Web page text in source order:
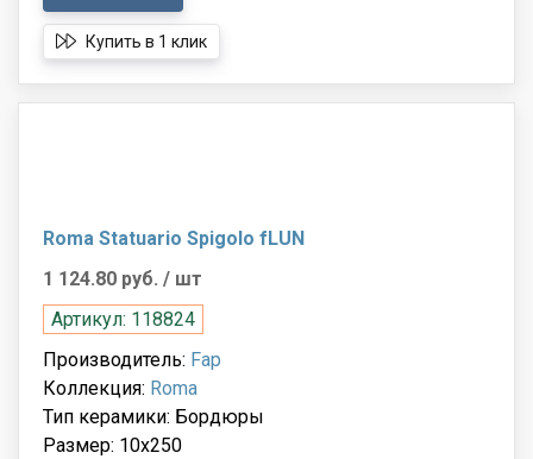
Купить в 1 клик
Roma Statuario Spigolo fLUN
1 124.80 руб. / шт
Артикул: 118824
Производитель: Fap
Коллекция: Roma
Тип керамики: Бордюры
Размер: 10x250